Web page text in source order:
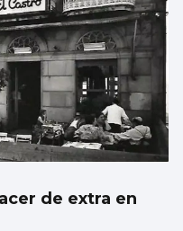
de extra en